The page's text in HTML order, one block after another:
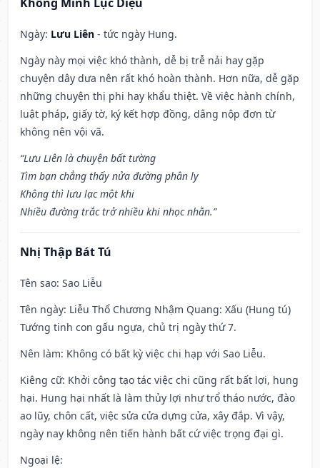
Ngày: Lưu Liên - tức ngày Hung.
Ngày này mọi việc khó thành, dễ bị trễ nải hay gặp
chuyện dây dưa nên rất khó hoàn thành. Hơn nữa, dễ gặp
những chuyện thị phi hay khẩu thiệt. Về việc hành chính,
luật pháp, giấy tờ, ký kết hợp đồng, dâng nộp đơn từ
không nên vội vã.
“Lưu Liên là chuyện bất tường
Tìm bạn chẳng thấy nửa đường phân ly
Không thì lưu lạc một khi
Nhiều đường trắc trở nhiều khi nhọc nhằn.”
Nhị Thập Bát Tú
Tên sao: Sao Liễu
Tên ngày: Liễu Thổ Chương Nhậm Quang: Xấu (Hung tú)
Tướng tinh con gấu ngựa, chủ trị ngày thứ 7.
Nên làm: Không có bất kỳ việc chi hạp với Sao Liễu.
Kiêng cữ: Khởi công tạo tác việc chi cũng rất bất lợi, hung
hại. Hung hại nhất là làm thủy lợi như trổ tháo nước, đào
ao lũy, chôn cất, việc sửa cửa dựng cửa, xây đắp. Vì vậy,
ngày nay không nên tiến hành bất cứ việc trọng đại gì.
Ngoại lệ: